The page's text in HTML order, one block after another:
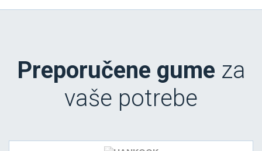
Preporučene gume za
vaše potrebe